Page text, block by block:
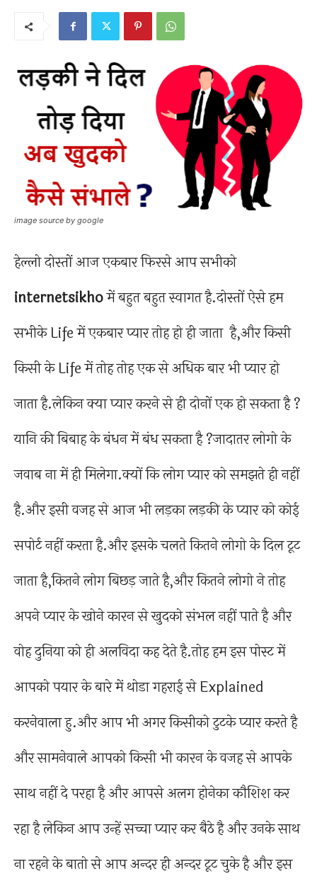
image source by google
हेल्लो दोस्तों आज एकबार फिरसे आप सभीको
internetsikhoमें बहुत बहुत स्वागत है.दोस्तों ऐसे हम
सभीके Life में एकबार प्यार तोह हो ही जाता है,और किसी
किसी के Life में तोह तोह एक से अधिक बार भी प्यार हो
जाता है.लेकिन क्या प्यार करने से ही दोनों एक हो सकता है ?
यानि की बिबाह के बंधन में बंध सकता है ?जादातर लोगो के
जवाब ना में ही मिलेगा.क्यों कि लोग प्यार को समझते ही नहीं
है.और इसी वजह से आज भी लड़का लड़की के प्यार को कोई
सपोर्ट नहीं करता है.और इसके चलते कितने लोगो के दिल टूट
जाता है,कितने लोग बिछड़ जाते है,और कितने लोगो ने तोह
अपने प्यार के खोने कारन से खुदको संभल नहीं पाते है और
वोह दुनिया को ही अलविदा कह देते है.तोह हम इस पोस्ट में
आपको पयार के बारे में थोडा गहराई से Explained
करनेवाला हु.और आप भी अगर किसीको टुटके प्यार करते है
और सामनेवाले आपको किसी भी कारन के वजह से आपके
साथ नहीं दे परहा है और आपसे अलग होनेका कौशिश कर
रहा है लेकिन आप उन्हें सच्चा प्यार कर बैठे है और उनके साथ
ना रहने के बातो से आप अन्दर ही अन्दर टूट चुके है और इस